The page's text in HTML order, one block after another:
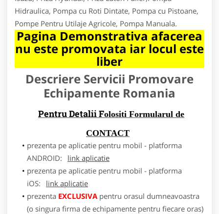
Hidraulica, Pompa cu Roti Dintate, Pompa cu Pistoane,
Pompe Pentru Utilaje Agricole, Pompa Manuala.
Pagina Demonstrativa afacerea
nu este promovata iar locul este
liber
Descriere Servicii Promovare
Echipamente Romania
Pentru Detalii Folositi Formularul de
CONTACT
prezenta pe aplicatie pentru mobil - platforma
ANDROID:
link aplicatie
prezenta pe aplicatie pentru mobil - platforma
iOS:
link aplicatie
prezenta EXCLUSIVApentru orasul dumneavoastra
(o singura firma de echipamente pentru fiecare oras)